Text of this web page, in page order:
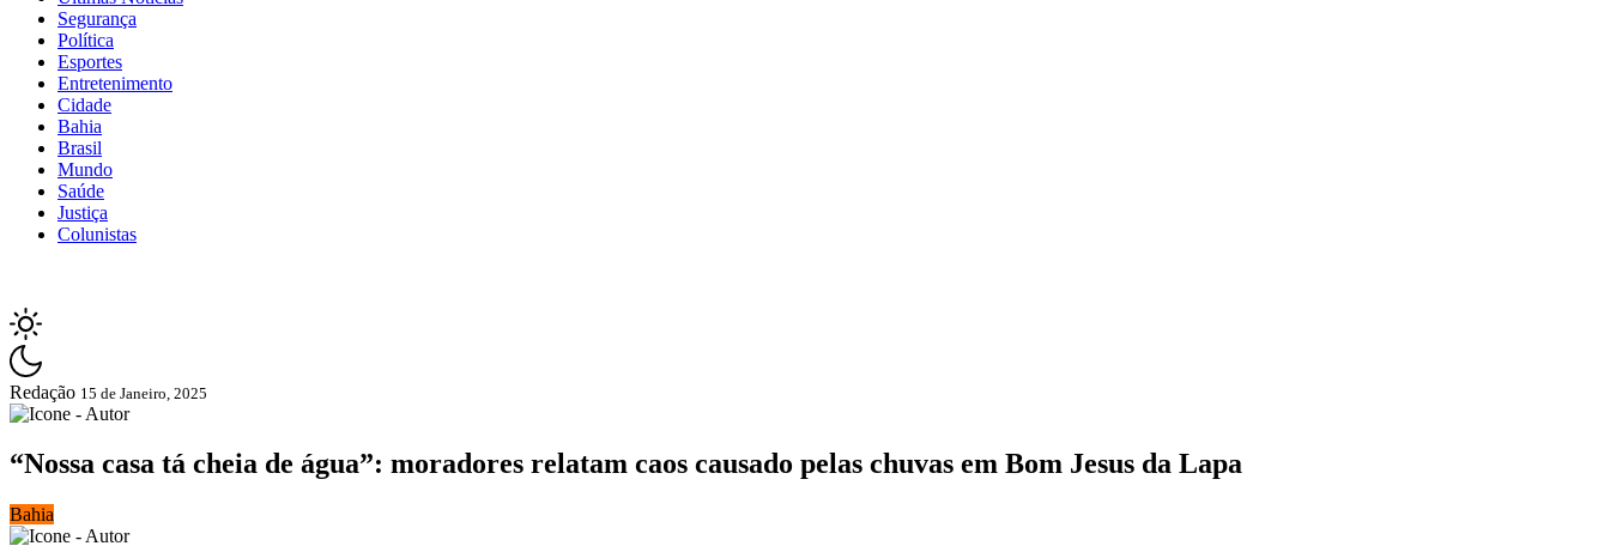
Segurança
Política
Esportes
Entretenimento
Cidade
Bahia
Brasil
Mundo
Saúde
Justiça
Colunistas
Redação 15 de Janeiro, 2025
“Nossa casa tá cheia de água”: moradores relatam caos causado pelas chuvas em Bom Jesus da Lapa
Bahia